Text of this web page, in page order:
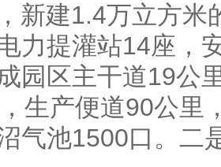
新建1.4万立方米
力提灌站14座，
园区主干道19公
生产便道90公里
气池1500口。二